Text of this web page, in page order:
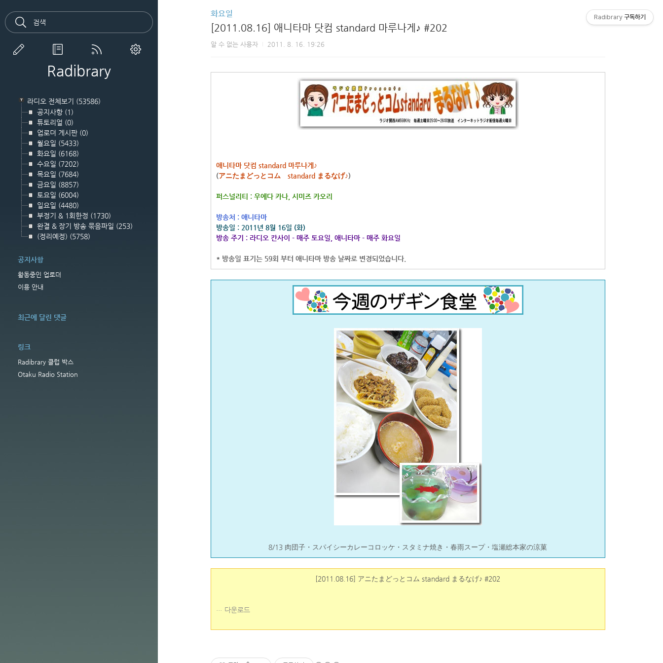
Radibrary
라디오 전체보기
(53586)
공지사항 (1)
튜토리얼 (0)
업로더 게시판 (0)
월요일 (5433)
화요일 (6168)
수요일 (7202)
목요일 (7684)
금요일 (8857)
토요일 (6004)
일요일 (4480)
부정기 & 1회한정 (1730)
완결 & 장기 방송 묶음파일 (253)
(정리예정) (5758)
공지사항
활동중인 업로더
이용 안내
최근에 달린 댓글
링크
Radibrary 클럽 박스
Otaku Radio Station
화요일
[2011.08.16] 애니타마 닷컴 standard 마루나게♪ #202
알 수 없는 사용자 2011. 8. 16. 19:26
애니타마 닷컴 standard 마루나게♪
(アニたまどっとコム standard まるなげ♪)
퍼스널리티 : 우에다 카나, 시미즈 카오리
방송처 : 애니타마
방송일 : 2011년 8월 16일 (화)
방송 주기 : 라디오 칸사이 - 매주 토요일, 애니타마 - 매주 화요일
* 방송일 표기는 59회 부터 애니타마 방송 날짜로 변경되었습니다.
8/13 肉団子・スパイシーカレーコロッケ・スタミナ焼き・春雨スープ・塩瀬総本家の涼菓
[2011.08.16] アニたまどっとコム standard まるなげ♪ #202
다운로드
Radibrary 구독하기